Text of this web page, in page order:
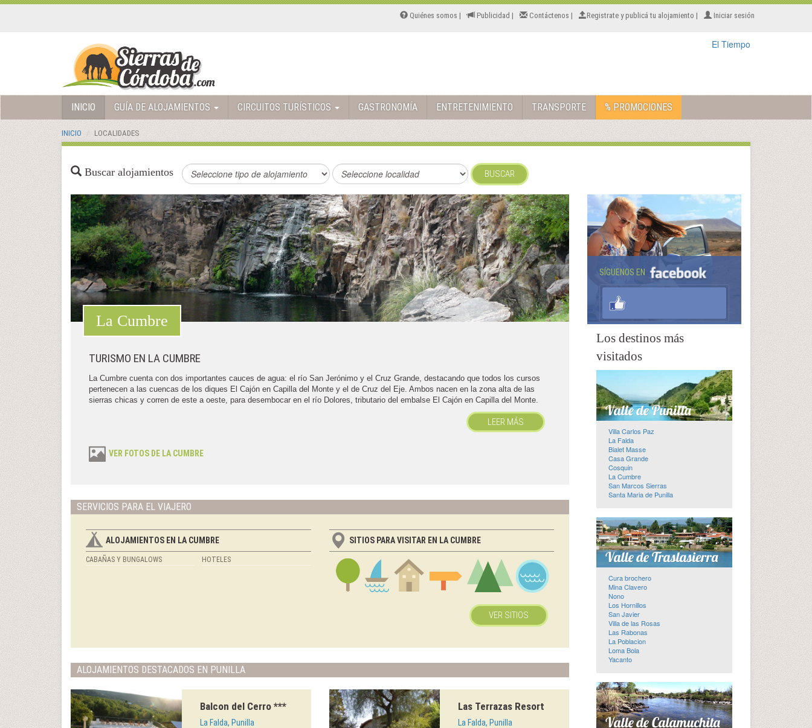
Quiénes somos | Publicidad | Contáctenos | Registrate y publicá tu alojamiento | Iniciar sesión
El Tiempo
INICIO GUÍA DE ALOJAMIENTOS CIRCUITOS TURÍSTICOS GASTRONOMÍA ENTRETENIMIENTO TRANSPORTE % PROMOCIONES
INICIO LOCALIDADES
Buscar alojamientos BUSCAR
La Cumbre
TURISMO EN LA CUMBRE
La Cumbre cuenta con dos importantes cauces de agua: el río San Jerónimo y el Cruz Grande, destacando que todos los cursos
pertenecen a las cuencas de los diques El Cajón en Capilla del Monte y el de Cruz del Eje. Ambos nacen en la zona alta de las
sierras chicas y corren de este a oeste, para desembocar en el río Dolores, tributario del embalse El Cajón en Capilla del Monte.
LEER MÁS
VER FOTOS DE LA CUMBRE
SERVICIOS PARA EL VIAJERO
ALOJAMIENTOS EN LA CUMBRE
CABAÑAS Y BUNGALOWS HOTELES
SITIOS PARA VISITAR EN LA CUMBRE
VER SITIOS
ALOJAMIENTOS DESTACADOS EN PUNILLA
Balcon del Cerro ***
La Falda, Punilla
Las Terrazas Resort
La Falda, Punilla
SÍGUENOS EN
Los destinos más
visitados
Villa Carlos Paz
La Falda
Bialet Masse
Casa Grande
Cosquin
La Cumbre
San Marcos Sierras
Santa Maria de Punilla
Cura brochero
Mina Clavero
Nono
Los Hornillos
San Javier
Villa de las Rosas
Las Rabonas
La Poblacion
Loma Bola
Yacanto